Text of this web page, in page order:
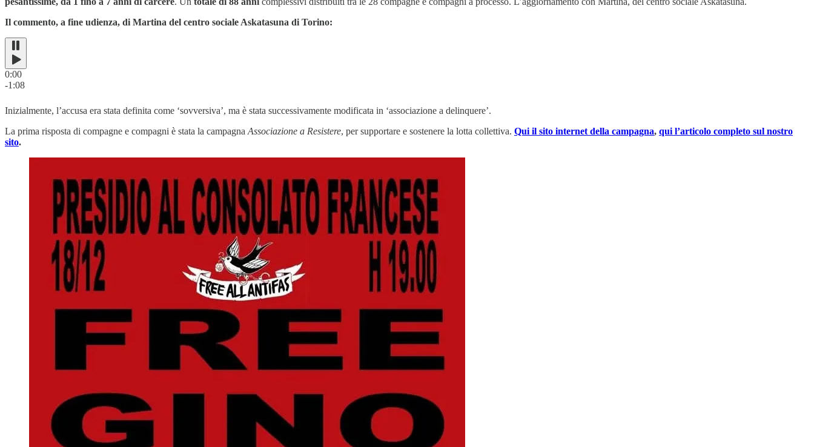
Il commento, a fine udienza, di Martina del centro sociale Askatasuna di Torino:
0:00
-1:08
Inizialmente, l’accusa era stata definita come ‘sovversiva’, ma è stata successivamente modificata in ‘associazione a delinquere’.
La prima risposta di compagne e compagni è stata la campagna Associazione a Resistere, per supportare e sostenere la lotta collettiva. Qui il sito internet della campagna, qui l’articolo completo sul nostro
sito.